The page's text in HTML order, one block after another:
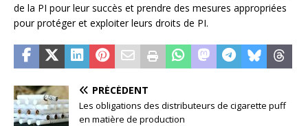
de la PI pour leur succès et prendre des mesures appropriées
pour protéger et exploiter leurs droits de PI.
PRÉCÉDENT
Les obligations des distributeurs de cigarette puff
en matière de production